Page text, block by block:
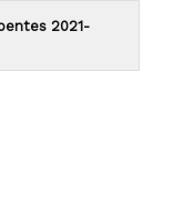
2021-